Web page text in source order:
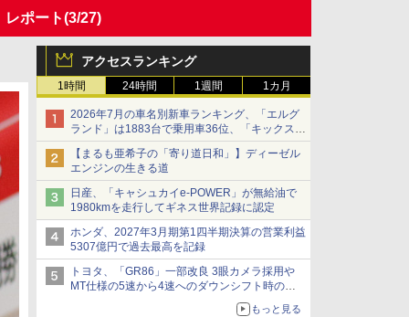
ポート(3/27)
アクセスランキング
1時間 24時間 1週間 1カ月
2026年7月の車名別新車ランキング、「エルグ
ランド」は1883台で乗用車36位、「キックス」
は2591台で27位に
【まるも亜希子の「寄り道日和」】ディーゼル
エンジンの生きる道
日産、「キャシュカイe-POWER」が無給油で
1980kmを走行してギネス世界記録に認定
ホンダ、2027年3月期第1四半期決算の営業利益
5307億円で過去最高を記録
トヨタ、「GR86」一部改良 3眼カメラ採用や
MT仕様の5速から4速へのダウンシフト時の操
もっと見る